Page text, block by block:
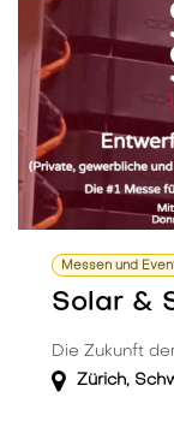
Messen und
Solar &
Die Zukunft
Zürich,